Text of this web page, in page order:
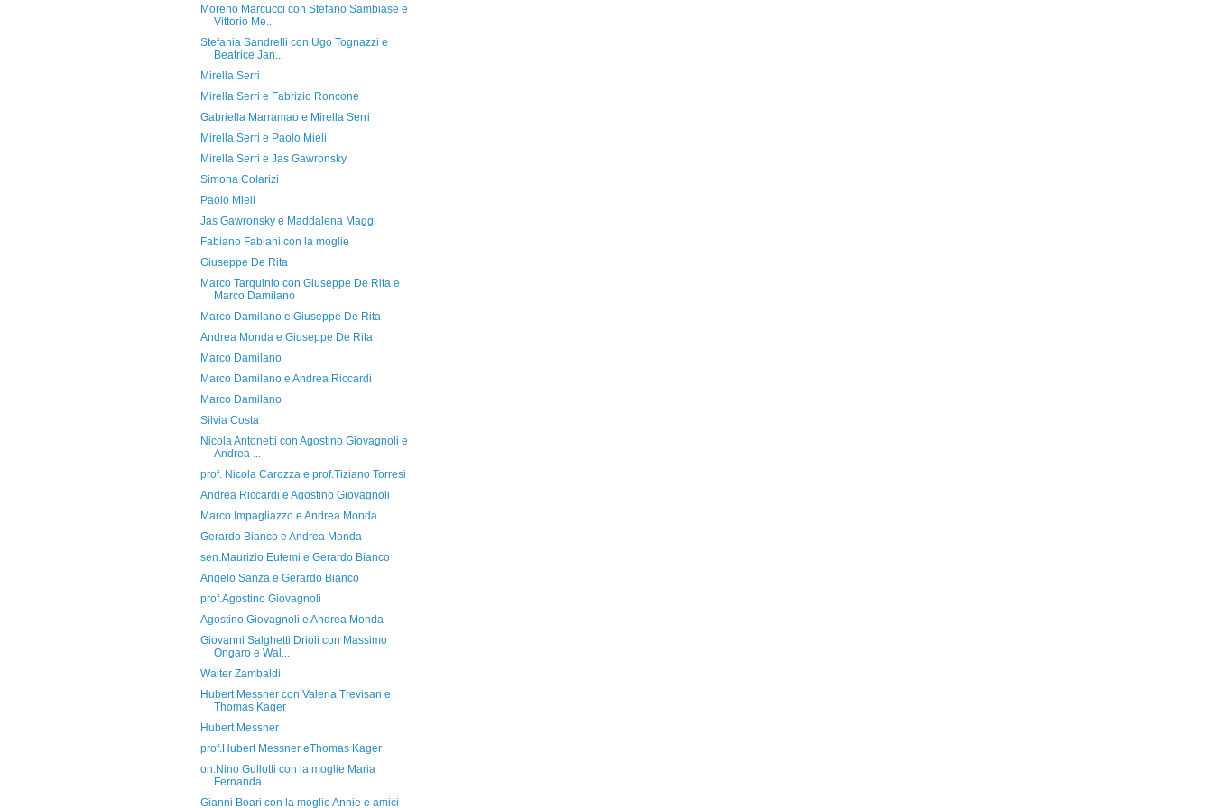
Moreno Marcucci con Stefano Sambiase e
Vittorio Me...
Stefania Sandrelli con Ugo Tognazzi e
Beatrice Jan...
Mirella Serri
Mirella Serri e Fabrizio Roncone
Gabriella Marramao e Mirella Serri
Mirella Serri e Paolo Mieli
Mirella Serri e Jas Gawronsky
Simona Colarizi
Paolo Mieli
Jas Gawronsky e Maddalena Maggi
Fabiano Fabiani con la moglie
Giuseppe De Rita
Marco Tarquinio con Giuseppe De Rita e
Marco Damilano
Marco Damilano e Giuseppe De Rita
Andrea Monda e Giuseppe De Rita
Marco Damilano
Marco Damilano e Andrea Riccardi
Marco Damilano
Silvia Costa
Nicola Antonetti con Agostino Giovagnoli e
Andrea ...
prof. Nicola Carozza e prof.Tiziano Torresi
Andrea Riccardi e Agostino Giovagnoli
Marco Impagliazzo e Andrea Monda
Gerardo Bianco e Andrea Monda
sen.Maurizio Eufemi e Gerardo Bianco
Angelo Sanza e Gerardo Bianco
prof.Agostino Giovagnoli
Agostino Giovagnoli e Andrea Monda
Giovanni Salghetti Drioli con Massimo
Ongaro e Wal...
Walter Zambaldi
Hubert Messner con Valeria Trevisan e
Thomas Kager
Hubert Messner
prof.Hubert Messner eThomas Kager
on.Nino Gullotti con la moglie Maria
Fernanda
Gianni Boari con la moglie Annie e amici